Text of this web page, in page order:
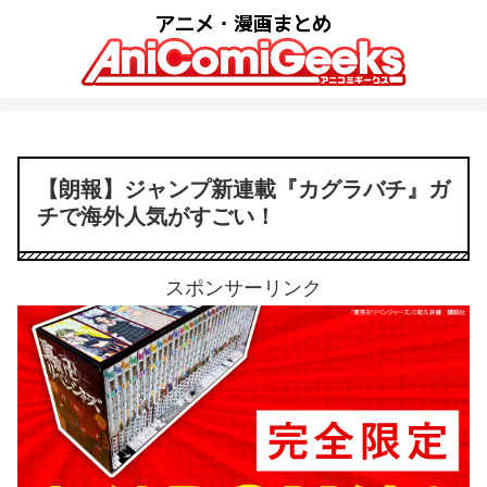
【朗報】ジャンプ新連載『カグラバチ』ガ
チで海外人気がすごい！
スポンサーリンク